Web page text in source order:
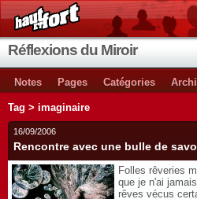
Réflexions du Miroir
Notes Pages Catégories
Tag > imaginaire
16/09/2006
Rencontre avec une bulle de
Folles rêveries
que je n'ai
rêves vécus